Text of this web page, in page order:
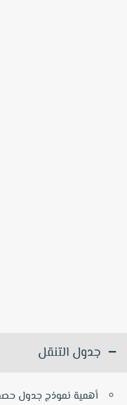
جدول التنقل
أهمية نموذج جدول